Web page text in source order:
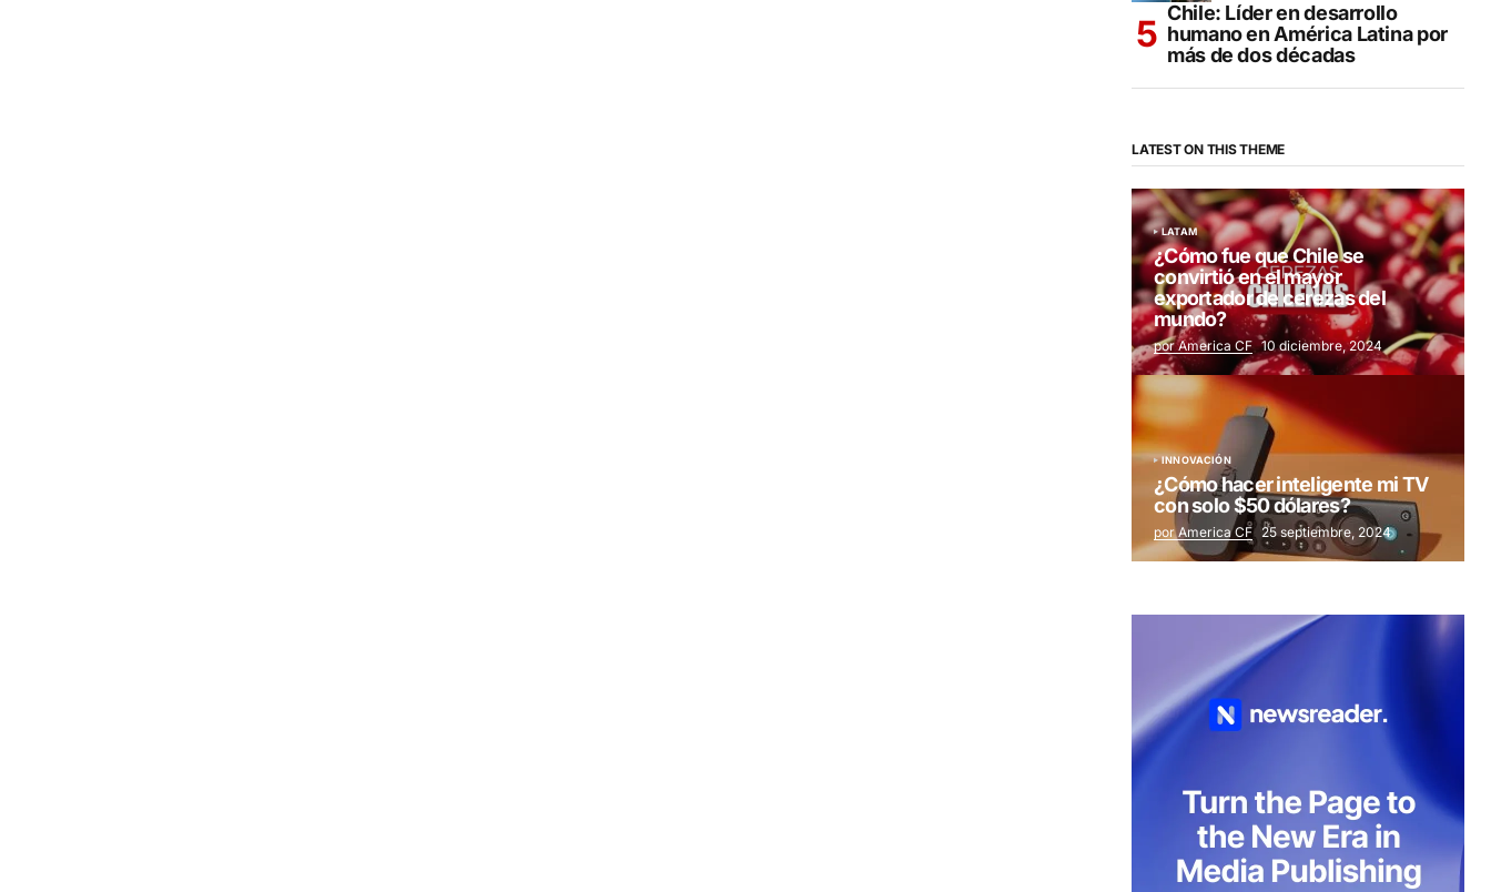
Chile: Líder en desarrollo
humano en América Latina por
más de dos décadas
LATEST ON THIS THEME
LATAM
¿Cómo fue que Chile se
convirtió en el mayor
exportador de cerezas del
mundo?
por America CF 10 diciembre, 2024
INNOVACIÓN
¿Cómo hacer inteligente mi TV
con solo $50 dólares?
por America CF 25 septiembre, 2024